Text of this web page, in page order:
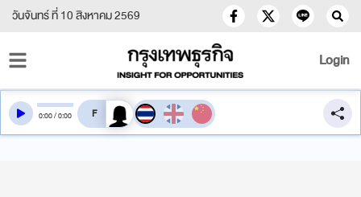
วันจันทร์ ที่ 10 สิงหาคม 2569
Login
0:00/0:00 สลับเสียงอ่าน